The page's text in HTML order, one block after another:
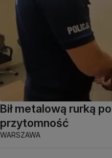
Bił metalową rurką
przytomność
WARSZAWA